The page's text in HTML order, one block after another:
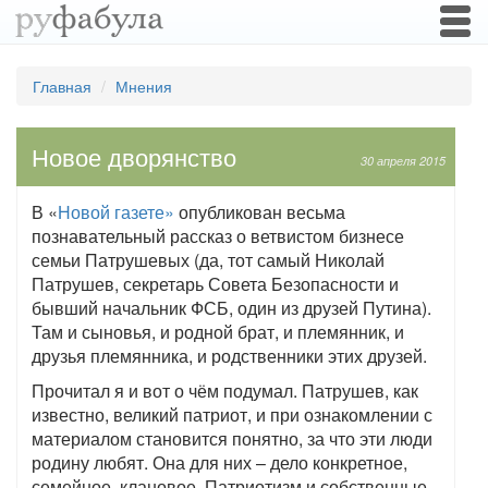
Главная Мнения
30 апреля 2015
Новое дворянство
В «Новой газете» опубликован весьма
познавательный рассказ о ветвистом бизнесе
семьи Патрушевых (да, тот самый Николай
Патрушев, секретарь Совета Безопасности и
бывший начальник ФСБ, один из друзей Путина).
Там и сыновья, и родной брат, и племянник, и
друзья племянника, и родственники этих друзей.
Прочитал я и вот о чём подумал. Патрушев, как
известно, великий патриот, и при ознакомлении с
материалом становится понятно, за что эти люди
родину любят. Она для них – дело конкретное,